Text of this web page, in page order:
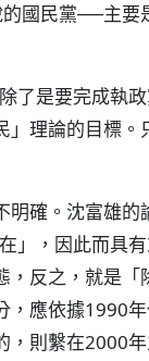
國民黨──主
了是要完成執
理論的目標。
明確。沈富雄
」，因此而具
反之，就是「
，應依據1990
，則繫在2000